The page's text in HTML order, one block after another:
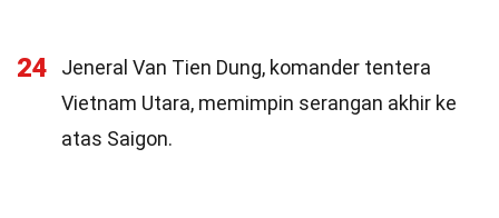
24
Jeneral Van Tien Dung, komander tentera
Vietnam Utara, memimpin serangan akhir ke
atas Saigon.